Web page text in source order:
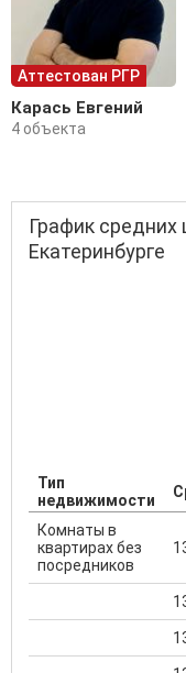
Аттестован РГР
Карась Евгений
4 объекта
График средних
Екатеринбурге
Тип
недвижимости
Комнаты в
квартирах без
посредников